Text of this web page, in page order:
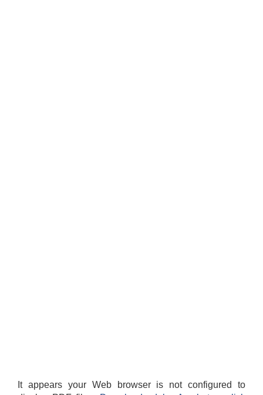
It appears your Web browser is not configured to